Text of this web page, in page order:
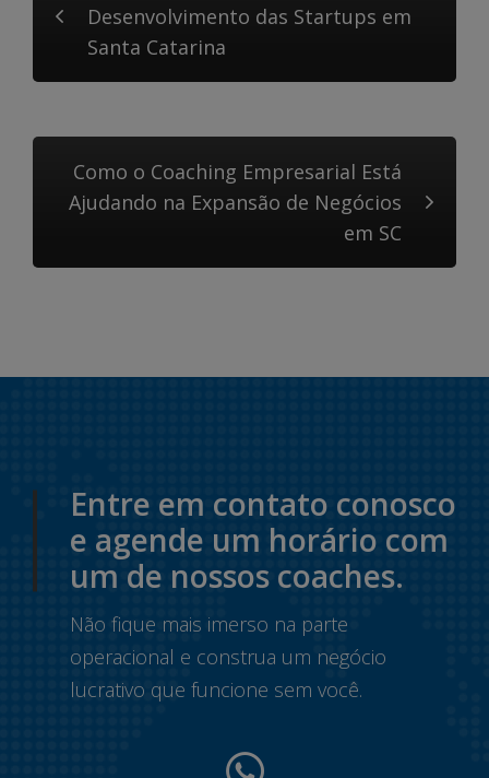
Desenvolvimento das Startups em
Santa Catarina
Como o Coaching Empresarial Está
Ajudando na Expansão de Negócios
em SC
Entre em contato conosco
e agende um horário com
um de nossos coaches.
Não fique mais imerso na parte
operacional e construa um negócio
lucrativo que funcione sem você.